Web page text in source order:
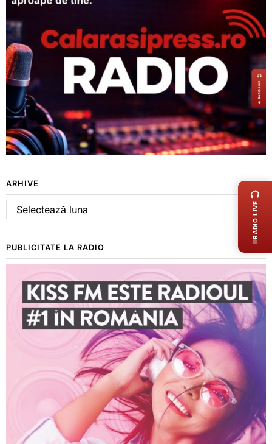
ARHIVE
Arhive
PUBLICITATE LA RADIO
RADIO LIVE